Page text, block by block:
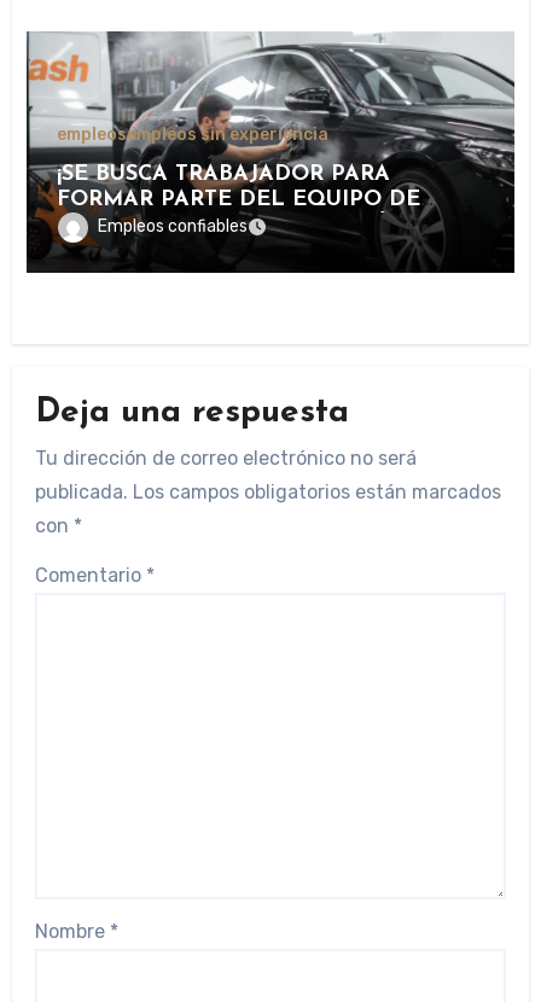
empleosempleos sin experiencia
¡SE BUSCA TRABAJADOR PARA
FORMAR PARTE DEL EQUIPO DE
LAVADO Y CUIDADO DE VEHÍCULOS
EN IMPORTANTE CENTRO DE
SERVICIOS AUTOMOTRICES!
Empleos confiables
Deja una respuesta
Tu dirección de correo electrónico no será
publicada. Los campos obligatorios están marcados
con *
Comentario *
Nombre *